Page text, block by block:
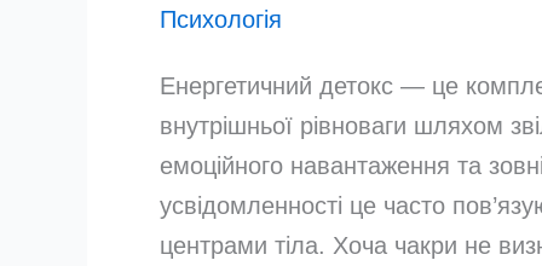
Психологія
Енергетичний детокс — це
внутрішньої рівноваги шляхом
емоційного навантаження та
усвідомленності це часто
центрами тіла. Хоча чакри не